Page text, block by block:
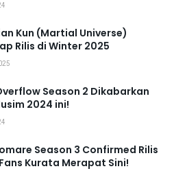
Kun (Martial Universe)
Rilis di Winter 2025
Season 2 Dikabarkan
2024 ini!
Season 3 Confirmed Rilis
Kurata Merapat Sini!